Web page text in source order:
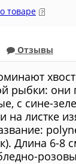
товаре
Отзывы
рыбки: они
с сине-
на листке
Длина 6-8